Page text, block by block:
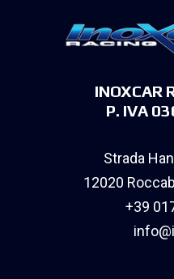
INOXCAR
P. IVA
Strada
12020
+39